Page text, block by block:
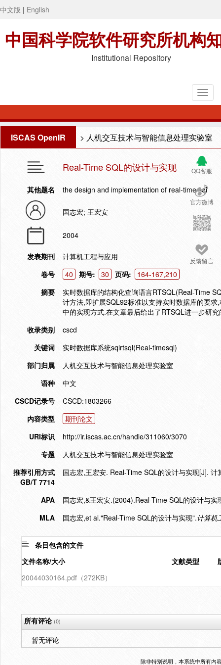
中文版 | English
中国科学院软件研究所机构
Institutional Repository
ISCAS OpenIR > 人机交互技术与智能信息处理实验室
QQ客服
官方微博
反馈留言
Real-Time SQL的设计与实现
其他题名 the design and implementation of real-time sql
国志宏; 王宏安
2004
发表期刊
计算机工程与应用
卷号
40 期号: 30 页码:
164-167,210
摘要
实时数据库的结构化查询语言RTSQL(Real-Time
计方法,即扩展SQL92标准以支持实时数据库的要
中的实现方式.在文章最后给出了RTSQL进一步研
收录类别
cscd
关键词
实时数据库系统sqlrtsql(Real-timesql)
部门归属
人机交互技术与智能信息处理实验室
语种
中文
CSCD记录号
CSCD:1803266
内容类型
期刊论文
URI标识
http://ir.iscas.ac.cn/handle/311060/3070
专题
人机交互技术与智能信息处理实验室
推荐引用方式
GB/T 7714
国志宏,王宏安. Real-Time SQL的设计与实现[J].
APA
国志宏,&王宏安.(2004).Real-Time SQL的设计与实
MLA
国志宏,et al."Real-Time SQL的设计与实现".计算机
条目包含的文件
文件名称/大小
文献类型
20044030164.pdf（272KB）
所有评论(0)
暂无评论
除非特别说明，本系统中所有内